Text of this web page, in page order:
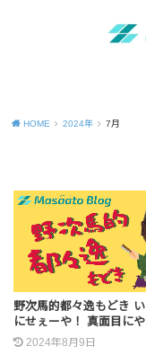
HOME 2024年 7月
野次馬的都々逸もどき
にせぇーや！ 真面目にや
2024年8月9日